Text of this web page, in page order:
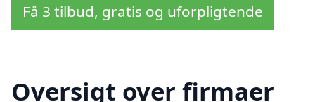
Få 3 tilbud, gratis og uforpligtende
Oversigt over firmaer